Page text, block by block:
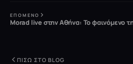
ΕΠΌΜΕΝΟ
Morad live στην Αθήνα: Το φαινόμενο
ΠΊΣΩ ΣΤΟ BLOG